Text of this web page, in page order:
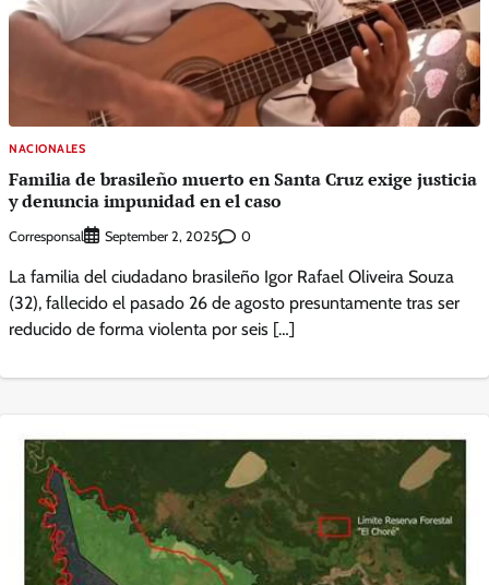
NACIONALES
Familia de brasileño muerto en Santa Cruz exige justicia
y denuncia impunidad en el caso
Corresponsal September 2, 2025 0
La familia del ciudadano brasileño Igor Rafael Oliveira Souza
(32), fallecido el pasado 26 de agosto presuntamente tras ser
reducido de forma violenta por seis […]